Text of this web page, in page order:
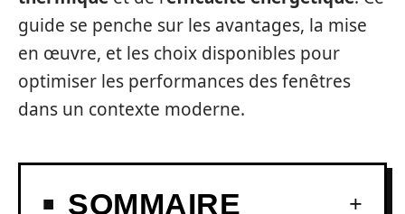
guide se penche sur les avantages, la mise
en œuvre, et les choix disponibles pour
optimiser les performances des fenêtres
dans un contexte moderne.
SOMMAIRE